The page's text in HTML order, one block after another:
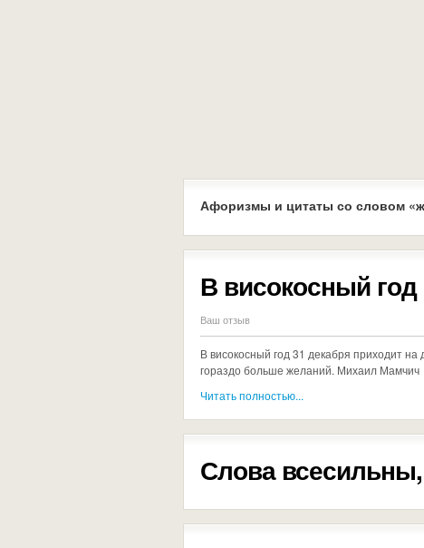
Афоризмы и цитаты со словом
В високосный год
Ваш отзыв
В високосный год 31 декабря приходит
гораздо больше желаний. Михаил Мамчич
Читать полностью...
Слова